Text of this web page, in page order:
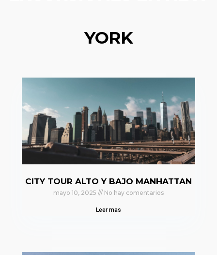
YORK
CITY TOUR ALTO Y BAJO MANHATTAN
mayo 10, 2025 No hay comentarios
Leer mas